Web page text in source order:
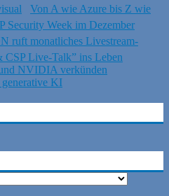
Von A wie Azure bis Z wie
Security Week im Dezember
ruft monatliches Livestream-
Live-Talk” ins Leben
NVIDIA verkünden
generative KI